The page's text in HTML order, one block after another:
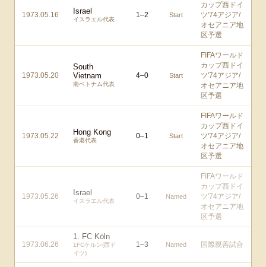
1973.05.16 Israel
イスラエル代表
1–2 Start
カップ西ドイ
ツ'74アジア/
オセアニア地
区予選
1973.05.20
South
Vietnam
南ベトナム代表
4–0 Start
FIFAワールド
カップ西ドイ
ツ'74アジア/
オセアニア地
区予選
1973.05.22 Hong Kong
香港代表
0–1 Start
FIFAワールド
カップ西ドイ
ツ'74アジア/
オセアニア地
区予選
1973.05.26 Israel
イスラエル代表
0–1 Named
FIFAワールド
カップ西ドイ
ツ'74アジア/
オセアニア地
区予選
1973.06.26
1. FC Köln
1FCケルン(西ド
イツ)
1–3 Named 国際親善試合